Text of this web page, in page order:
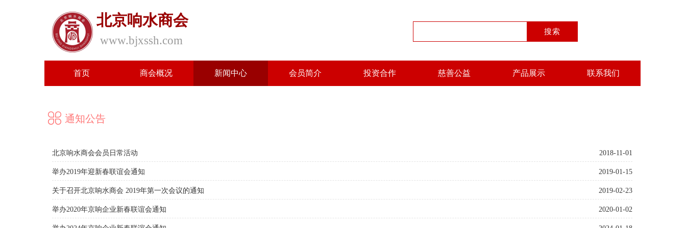
首页 商会概况 新闻中心 会员简介 投资合作 慈善公益 产品展示 联系我们
北京响水商会
www.bjxssh.com
通知公告
北京响水商会会员日常活动 2018-11-01
举办2019年迎新春联谊会通知 2019-01-15
关于召开北京响水商会 2019年第一次会议的通知 2019-02-23
举办2020年京响企业新春联谊会通知 2020-01-02